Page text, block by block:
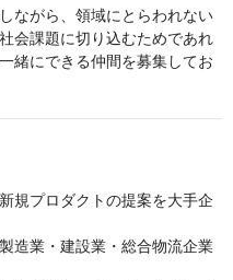
ながら、領域にとらわれない
会課題に切り込むためであれ
緒にできる仲間を募集してお
規プロダクトの提案を大手企
造業・建設業・総合物流企業